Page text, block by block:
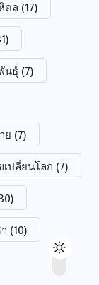
ดล (17)
นธุ์ (7)
ย (7)
เปลี่ยนโลก (7)
(10)